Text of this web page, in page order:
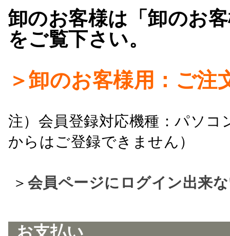
卸のお客様は「卸のお
をご覧下さい。
＞卸のお客様用：ご注
注）会員登録対応機種：パソ
からはご登録できません）
＞ 会員ページにログイン出来
お支払い